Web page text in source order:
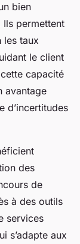
bien
permettent
les taux
le client
capacité
avantage
d’incertitudes
des
de
à des outils
services
s’adapte aux